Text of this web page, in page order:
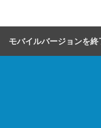
モバイルバージョンを終